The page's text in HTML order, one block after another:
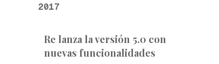
2017
Re lanza la versión 5.0 con
nuevas funcionalidades